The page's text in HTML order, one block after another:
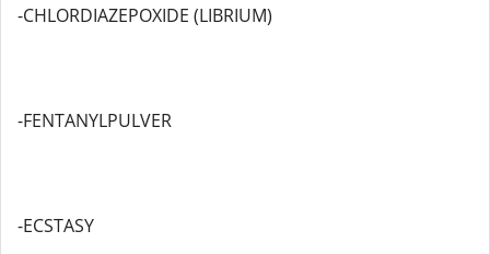
-CHLORDIAZEPOXIDE (LIBRIUM)
-FENTANYLPULVER
-ECSTASY